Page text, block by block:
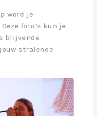
word je
foto’s kun je
blijvende
stralende